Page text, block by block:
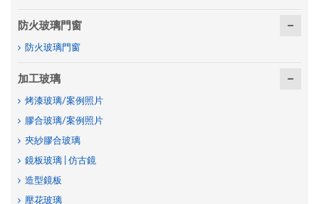
防火玻璃門窗
防火玻璃門窗
加工玻璃
烤漆玻璃/案例照片
膠合玻璃/案例照片
夾紗膠合玻璃
鏡板玻璃 | 仿古鏡
造型鏡板
壓花玻璃